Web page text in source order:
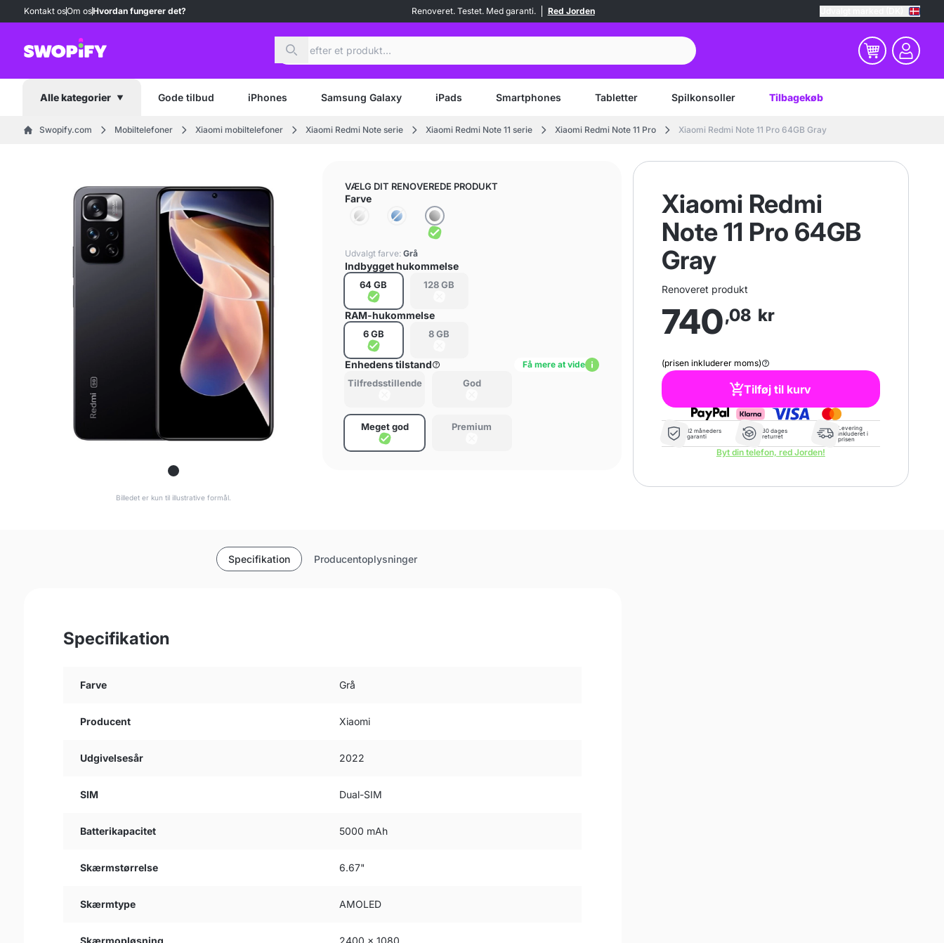
Kontakt osOm osHvordan fungerer det? Renoveret. Testet. Med garanti. Red Jorden
Alle kategorier Gode tilbud iPhones Samsung Galaxy iPads Smartphones Tabletter Spilkonsoller Tilbagekøb
Swopify.com Mobiltelefoner Xiaomi mobiltelefoner Xiaomi Redmi Note serie Xiaomi Redmi Note 11 serie Xiaomi Redmi Note 11 Pro Xiaomi Redmi Note 11 Pro 64GB Gray
Billedet er kun til illustrative formål.
VÆLG DIT RENOVEREDE PRODUKT
Farve
Udvalgt farve:Grå
Indbygget hukommelse
64 GB 128 GB
RAM-hukommelse
6 GB 8 GB
Enhedens tilstand Få mere at vide
Tilfredsstillende God
Meget god Premium
Specifikation Producentoplysninger
Specifikation
Farve Grå
Producent Xiaomi
Udgivelsesår 2022
SIM Dual-SIM
Batterikapacitet 5000 mAh
Skærmstørrelse 6.67"
Skærmtype AMOLED
Skærmopløsning 2400 x 1080
Xiaomi Redmi
Note 11 Pro 64GB
Gray
Renoveret produkt
740,08 kr
(prisen inkluderer moms)
Tilføj til kurv
12 måneders
garanti
30 dages
returret
Levering
inkluderet i
prisen
Byt din telefon, red Jorden!